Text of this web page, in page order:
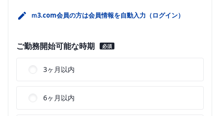
ｍ3.com会員の方は会員情報を自動入力（ログイン）
ご勤務開始可能な時期 必須
3ヶ月以内
6ヶ月以内